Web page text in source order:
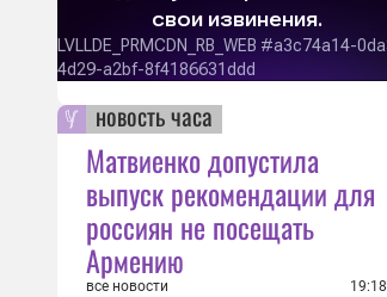
новость часа
Матвиенко допустила
выпуск рекомендации для
россиян не посещать
Армению
все новости 19:18